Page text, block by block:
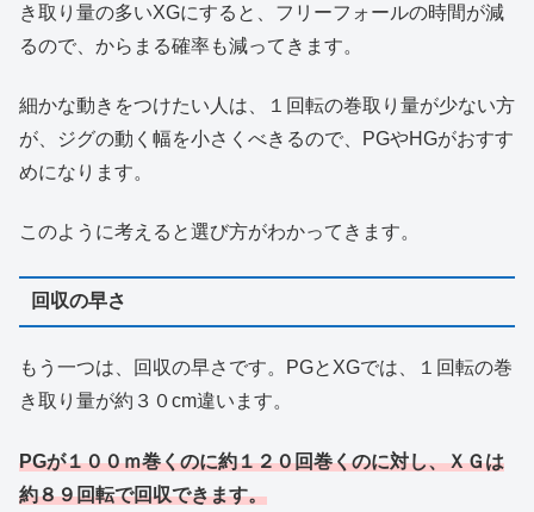
き取り量の多いXGにすると、フリーフォールの時間が減
るので、からまる確率も減ってきます。
細かな動きをつけたい人は、１回転の巻取り量が少ない方
が、ジグの動く幅を小さくべきるので、PGやHGがおすす
めになります。
このように考えると選び方がわかってきます。
回収の早さ
もう一つは、回収の早さです。PGとXGでは、１回転の巻
き取り量が約３０cm違います。
PGが１００ｍ巻くのに約１２０回巻くのに対し、ＸＧは
約８９回転で回収できます。